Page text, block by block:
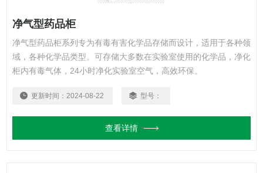
净气型药品柜
净气型药品柜系列专为有毒有害化学品存储而设计，适用于各种领
域，各种化学品类型。可存储大多数在实验室使用的化学品，净化
柜内有毒气体，24小时净化实验室空气，高效环保。
更新时间： 2024-08-22 型号：
查看详情